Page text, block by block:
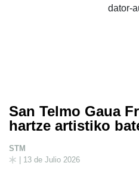
San Telmo Gaua
hartze artistiko
STM
| 13 de Julio 2026